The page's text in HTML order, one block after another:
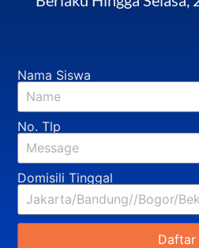
Nama Siswa
No. Tlp
Domisili Tinggal
Daftar